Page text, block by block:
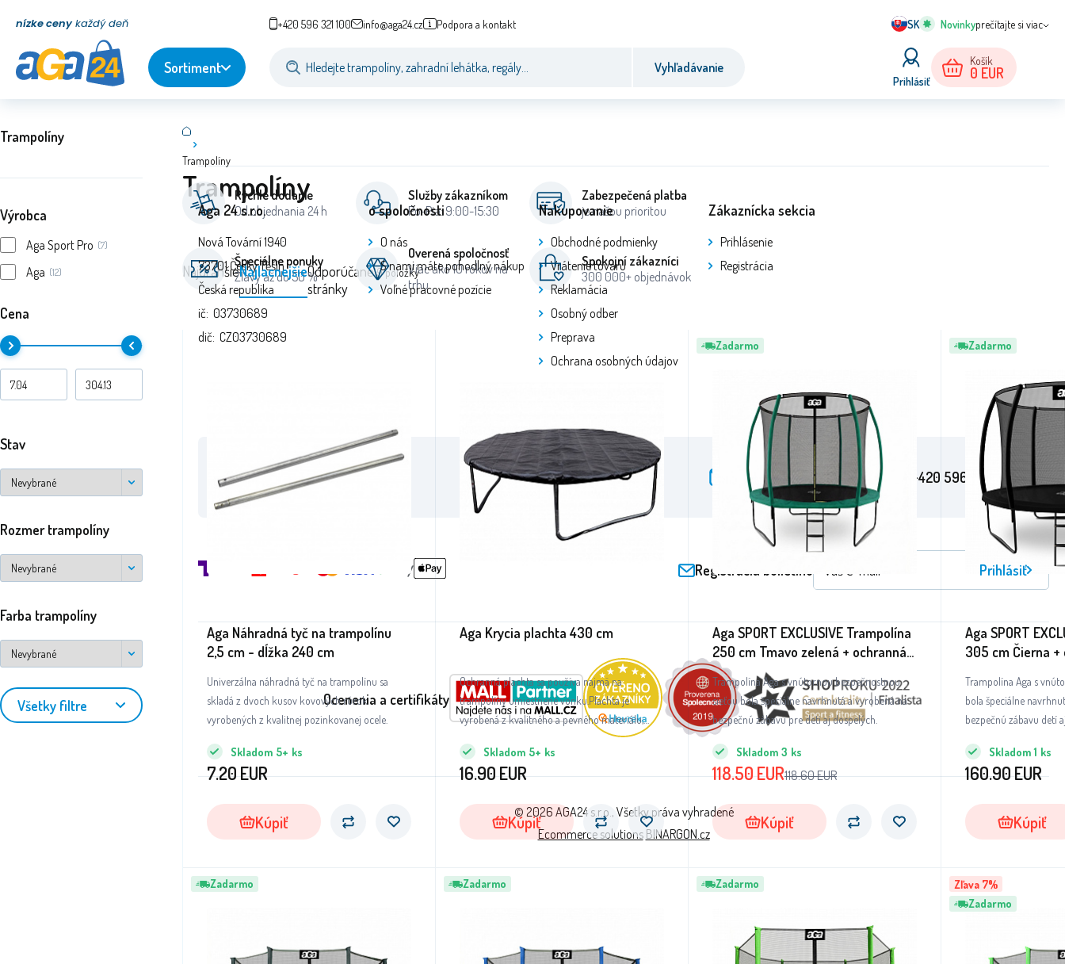
nízke ceny každý deň SK prečítajte si viac
+420 596 321 100 info@aga24.cz Podpora a kontakt
Sortiment Vyhľadávanie
Prihlásiť
Košík
0 EUR
Trampolíny
Výrobca
Aga Sport Pro (7)
Aga (12)
Cena
Stav
Rozmer trampolíny
Farba trampolíny
Všetky filtre
Trampolíny
Trampolíny
NajdrahšieNajlacnejšieOdporúčané
stránky
19položky
Aga Náhradná tyč na trampolínu
2,5 cm - dĺžka 240 cm
Univerzálna náhradná tyč na trampolínu sa
skladá z dvoch kusov kovových rúrok
vyrobených z kvalitnej pozinkovanej ocele.
Skladom 5+ ks
7.20EUR
Kúpiť
Aga Krycia plachta 430 cm
Ochranná plachta sa používa najmä na
trampolíny umiestnené vonku.Plachta je
vyrobená z kvalitného a pevného materiálu,
ktorý chráni odrazovú plochu trampolíny pred
všetkými nepriaznivými prírodnými vplyvmi a
UV žiarením.
Skladom 5+ ks
16.90EUR
Kúpiť
Zadarmo
Aga SPORT EXCLUSIVE Trampolína
250 cm Tmavo zelená + ochranná
sieť + rebrík
Trampolína Aga s vnútornou bezpečnostnou
sieťou bola špeciálne navrhnutá a vyrobená na
bezpečnú zábavu pre deti aj dospelých.
Skladom 3 ks
118.50EUR118.60EUR
Kúpiť
Zadarmo
Aga SPORT
305 cm Čierna
Trampolína Aga s
bola špeciálne
bezpečnú zábavu detí
sa týka kvality
materiálov.
Skladom 1 ks
160.90EUR
Kúpiť
Zadarmo Zadarmo Zadarmo
Zľava 7%
Zadarmo
Rýchle dodanie
Od objednania 24 h
Služby zákazníkom
Po-Pia: 9:00-15:30
Zabezpečená platba
je našou prioritou
Špeciálne ponuky
Zľavy až do 50 %
Overená spoločnosť
Viac ako 10 rokov na
trhu
Spokojní zákazníci
300 000+ objednávok
Aga 24 s.r.o.
Nová Tovární 1940
73701 Český Těšín
Česká republika
ič: 03730689
dič: CZ03730689
o spoločnosti
O nás
S nami máte pohodlný nákup
Voľné pracovné pozície
Nakupovanie
Obchodné podmienky
Vrátenie tovaru
Reklamácia
Osobný odber
Preprava
Ochrana osobných údajov
Zákaznícka sekcia
Prihlásenie
Registrácia
/aga24.czna Facebooku /aga24czna Instagrame info@aga24.cz +420 596 321 100
Registrácia bulletinu Prihlásiť
Ocenenia a certifikáty
© 2026 AGA24 s.r.o., Všetky práva vyhradené
Ecommerce solutions BINARGON.cz